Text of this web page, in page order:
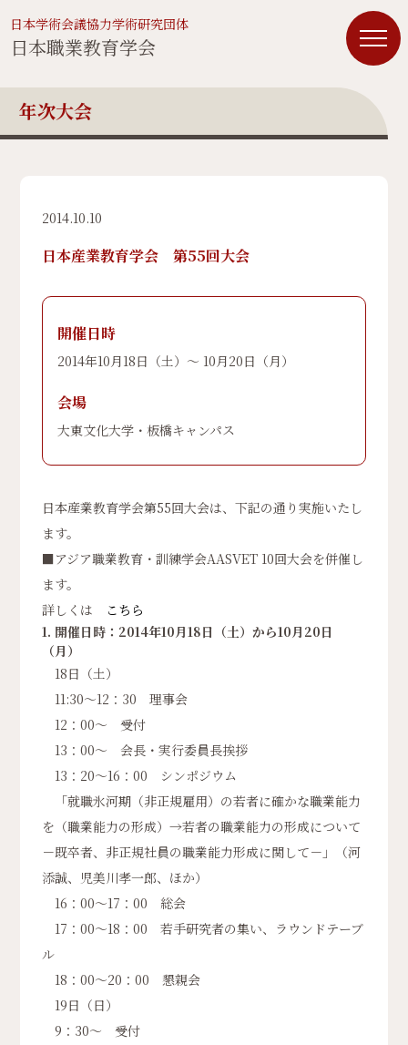
日本学術会議協力学術研究団体
日本職業教育学会
年次大会
2014.10.10
日本産業教育学会 第55回大会
開催日時
2014年10月18日（土）〜 10月20日（月）
会場
大東文化大学・板橋キャンパス
日本産業教育学会第55回大会は、下記の通り実施いたし
ます。
■アジア職業教育・訓練学会AASVET 10回大会を併催し
ます。
詳しくは
こちら
1. 開催日時：2014年10月18日（土）から10月20日
（月）
18日（土）
11:30～12：30 理事会
12：00～ 受付
13：00～ 会長・実行委員長挨拶
13：20～16：00 シンポジウム
「就職氷河期（非正規雇用）の若者に確かな職業能力
を（職業能力の形成）→若者の職業能力の形成について
－既卒者、非正規社員の職業能力形成に関して－」（河
添誠、児美川孝一郎、ほか）
16：00～17：00 総会
17：00～18：00 若手研究者の集い、ラウンドテーブ
ル
18：00～20：00 懇親会
19日（日）
9：30～ 受付